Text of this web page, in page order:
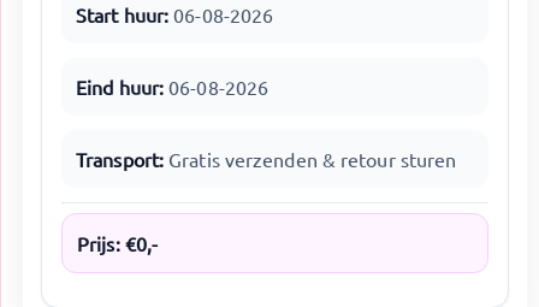
Start huur: 06-08-2026
Eind huur: 06-08-2026
Transport: Gratis verzenden & retour sturen
Prijs: €0,-